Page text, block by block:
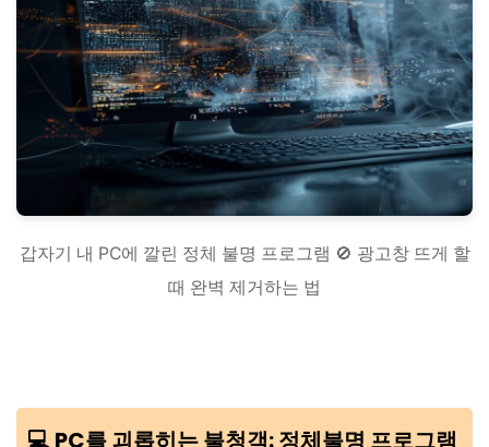
갑자기 내 PC에 깔린 정체 불명 프로그램 🚫 광고창 뜨게 할
때 완벽 제거하는 법
💻 PC를 괴롭히는 불청객: 정체불명 프로그램